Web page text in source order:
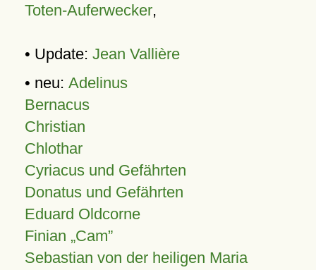
Toten-Auferwecker,
• Update: Jean Vallière
• neu: Adelinus
Bernacus
Christian
Chlothar
Cyriacus und Gefährten
Donatus und Gefährten
Eduard Oldcorne
Finian Cam
Sebastian von der heiligen Maria